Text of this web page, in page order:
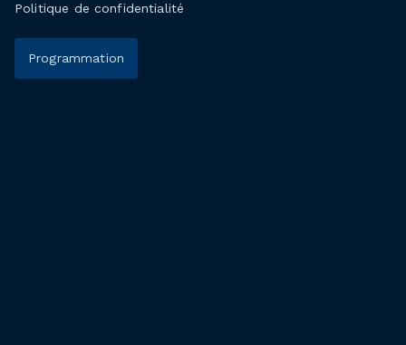
Politique de confidentialité
Programmation